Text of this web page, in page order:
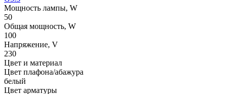
Мощность лампы, W
50
Общая мощность, W
100
Напряжение, V
230
Цвет и материал
Цвет плафона/абажура
белый
Цвет арматуры